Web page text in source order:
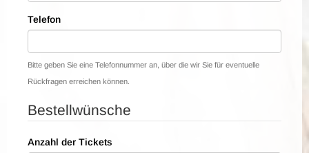
Telefon
Bitte geben Sie eine Telefonnummer an, über die wir Sie für eventuelle
Rückfragen erreichen können.
Bestellwünsche
Anzahl der Tickets